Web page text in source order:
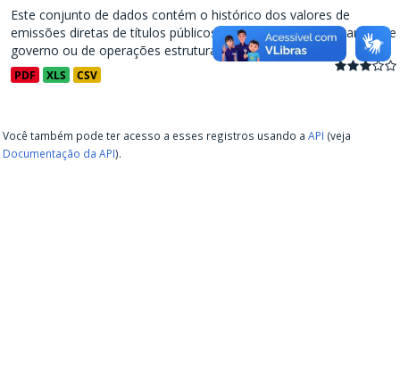
Este conjunto de dados contém o histórico dos valores de
emissões diretas de títulos públicos, decorrentes de programas de
governo ou de operações estruturadas, a partir de...
PDF XLS CSV
Você também pode ter acesso a esses registros usando a API (veja
Documentação da API).